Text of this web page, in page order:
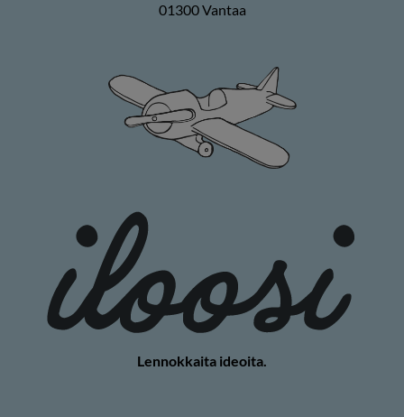
01300 Vantaa
Lennokkaita ideoita.